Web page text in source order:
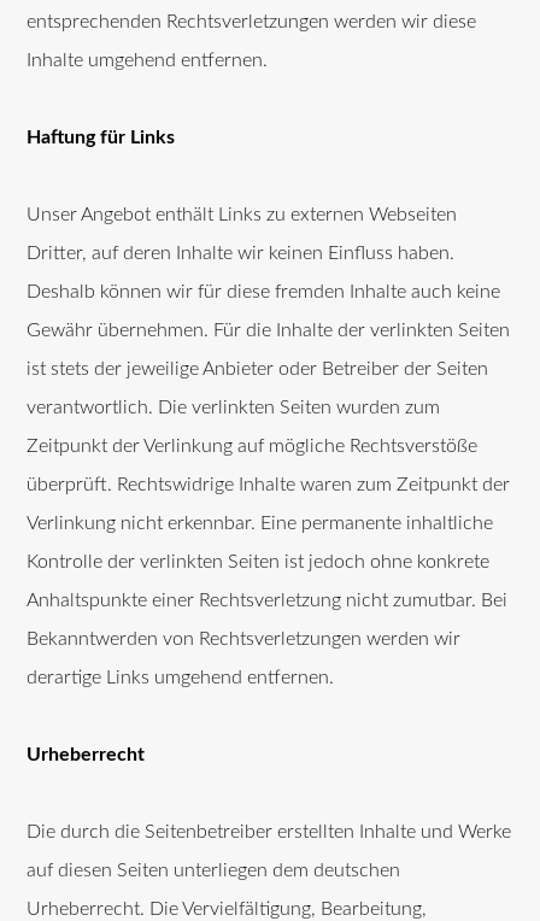
entsprechenden Rechtsverletzungen werden wir diese
Inhalte umgehend entfernen.
Haftung für Links
Unser Angebot enthält Links zu externen Webseiten
Dritter, auf deren Inhalte wir keinen Einfluss haben.
Deshalb können wir für diese fremden Inhalte auch keine
Gewähr übernehmen. Für die Inhalte der verlinkten Seiten
ist stets der jeweilige Anbieter oder Betreiber der Seiten
verantwortlich. Die verlinkten Seiten wurden zum
Zeitpunkt der Verlinkung auf mögliche Rechtsverstöße
überprüft. Rechtswidrige Inhalte waren zum Zeitpunkt der
Verlinkung nicht erkennbar. Eine permanente inhaltliche
Kontrolle der verlinkten Seiten ist jedoch ohne konkrete
Anhaltspunkte einer Rechtsverletzung nicht zumutbar. Bei
Bekanntwerden von Rechtsverletzungen werden wir
derartige Links umgehend entfernen.
Urheberrecht
Die durch die Seitenbetreiber erstellten Inhalte und Werke
auf diesen Seiten unterliegen dem deutschen
Urheberrecht. Die Vervielfältigung, Bearbeitung,